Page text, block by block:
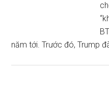
năm tới. Trước đó, Trump